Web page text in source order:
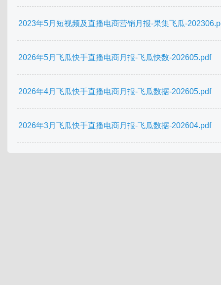
2023年5月短视频及直播电商营销月报-果集飞瓜-
2026年5月飞瓜快手直播电商月报-飞瓜快数-202605.pdf
2026年4月飞瓜快手直播电商月报-飞瓜数据-202605.pdf
2026年3月飞瓜快手直播电商月报-飞瓜数据-202604.pdf